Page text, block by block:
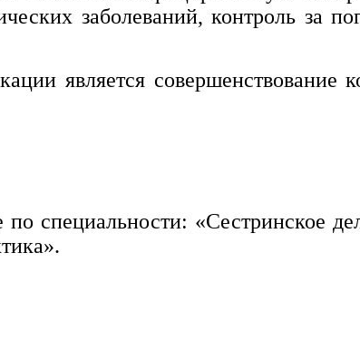
заболеваний, контроль за
является совершенствование
специальности: «Сестринское